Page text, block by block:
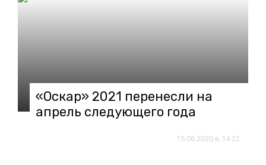
«Оскар» 2021 перенесли на
апрель следующего года
15.06.2020 в 14:22